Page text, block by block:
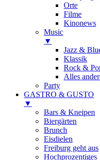
Orte
Filme
Kinonews
Music
▼
Jazz &
Klassik
Rock &
Alles
Party
GASTRO & GUSTO
▼
Bars & Kneipen
Biergärten
Brunch
Eisdielen
Freiburg geht aus
Hochprozentiges